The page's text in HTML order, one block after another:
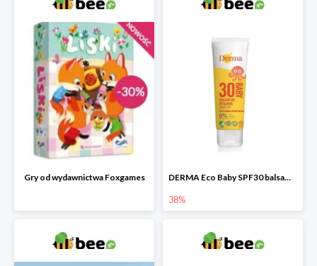
Gry od wydawnictwa Foxgames DERMA Eco Baby SPF30 balsam przeciwsłoneczny dla dzieci
38%